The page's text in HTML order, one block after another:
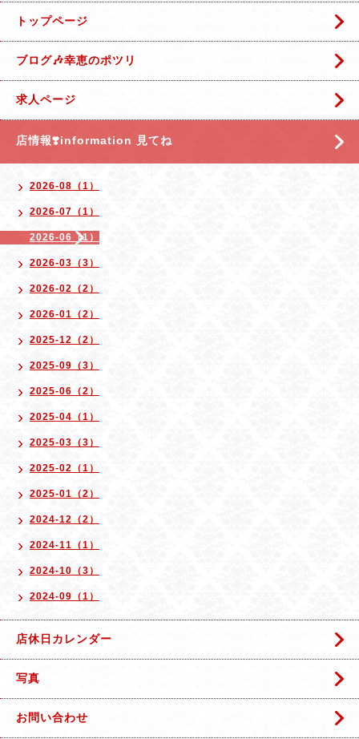
トップページ
ブログ🎶幸恵のポツリ
求人ページ
店情報❣️information 見てね
2026-08（1）
2026-07（1）
2026-06（1）
2026-03（3）
2026-02（2）
2026-01（2）
2025-12（2）
2025-09（3）
2025-06（2）
2025-04（1）
2025-03（3）
2025-02（1）
2025-01（2）
2024-12（2）
2024-11（1）
2024-10（3）
2024-09（1）
店休日カレンダー
写真
お問い合わせ